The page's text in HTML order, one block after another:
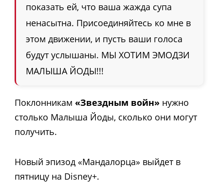
показать ей, что ваша жажда супа
ненасытна. Присоединяйтесь ко мне в
этом движении, и пусть ваши голоса
будут услышаны. МЫ ХОТИМ ЭМОДЗИ
МАЛЫША ЙОДЫ!!!
Поклонникам «Звездным войн» нужно
столько Малыша Йоды, сколько они могут
получить.
Новый эпизод «Мандалорца» выйдет в
пятницу на Disney+.